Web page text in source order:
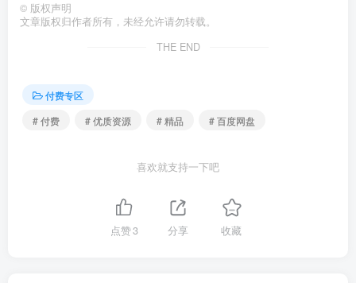
© 版权声明
文章版权归作者所有，未经允许请勿转载。
THE END
付费专区
# 付费
# 优质资源 # 精品 # 百度网盘
喜欢就支持一下吧
点赞3 分享 收藏